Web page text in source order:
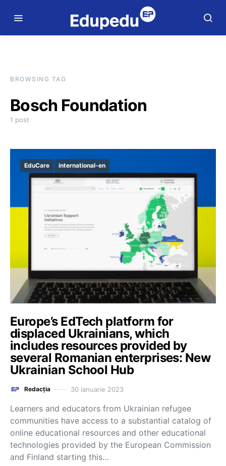
BROWSING TAG
Bosch Foundation
1 post
EduCare international-en
Europe’s EdTech platform for
displaced Ukrainians, which
includes resources provided by
several Romanian enterprises: New
Ukrainian School Hub
Redacția 30 ianuarie 2023
Learners and educators from Ukrainian refugee
communities have access to a substantial catalog of
online educational resources and other educational
technologies provided by the European Commission
and Finland starting this…